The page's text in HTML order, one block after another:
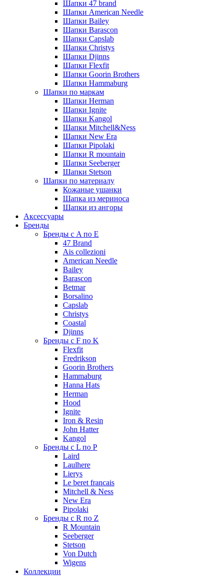
Шапки 47 brand
Шапки American Needle
Шапки Bailey
Шапки Barascon
Шапки Capslab
Шапки Christys
Шапки Djinns
Шапки Flexfit
Шапки Goorin Brothers
Шапки Hammaburg
Шапки по маркам
Шапки Herman
Шапки Ignite
Шапки Kangol
Шапки Mitchell&Ness
Шапки New Era
Шапки Pipolaki
Шапки R mountain
Шапки Seeberger
Шапки Stetson
Шапки по материалу
Кожаные ушанки
Шапка из мериноса
Шапки из ангоры
Аксессуары
Бренды
Бренды с A по E
47 Brand
Ais collezioni
American Needle
Bailey
Barascon
Betmar
Borsalino
Capslab
Christys
Coastal
Djinns
Бренды с F по K
Flexfit
Fredrikson
Goorin Brothers
Hammaburg
Hanna Hats
Herman
Hood
Ignite
Iron & Resin
John Hatter
Kangol
Бренды с L по P
Laird
Laulhere
Lierys
Le beret francais
Mitchell & Ness
New Era
Pipolaki
Бренды с R по Z
R Mountain
Seeberger
Stetson
Von Dutch
Wigens
Коллекции